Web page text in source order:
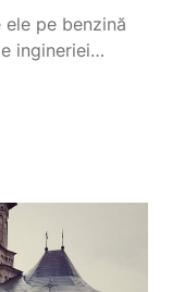
pe benzină
ingineriei…